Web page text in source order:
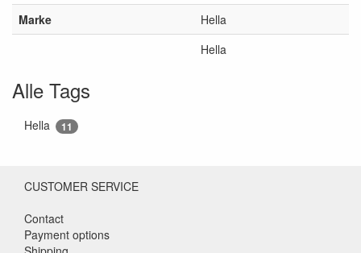
Marke
Hella
Hella
Alle Tags
Hella 11
CUSTOMER SERVICE
Contact
Payment options